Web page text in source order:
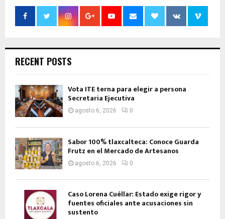
RECENT POSTS
Vota ITE terna para elegir a persona
Secretaria Ejecutiva
agosto 6, 2026 0
Sabor 100% tlaxcalteca: Conoce Guarda
Frutz en el Mercado de Artesanos
agosto 6, 2026 0
Caso Lorena Cuéllar: Estado exige rigor y
fuentes oficiales ante acusaciones sin
sustento